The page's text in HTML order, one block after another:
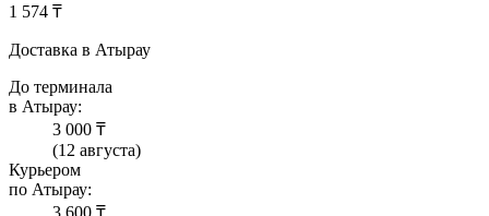
1 574 ₸
Доставка в Атырау
До терминала
в Атырау:
3 000 ₸
(12 августа)
Курьером
по Атырау:
3 600 ₸